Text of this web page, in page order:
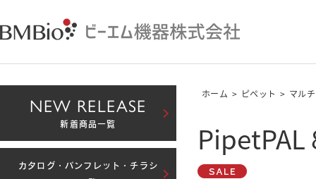
ホーム > ピペット > マルチ
NEW RELEASE
新着商品一覧
カタログ・パンフレット・チラシ